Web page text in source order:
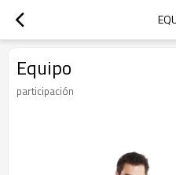
Equipo
participación